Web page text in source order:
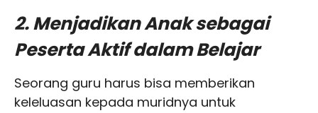
2. Menjadikan Anak sebagai
Peserta Aktif dalam Belajar
Seorang guru harus bisa memberikan
keleluasan kepada muridnya untuk